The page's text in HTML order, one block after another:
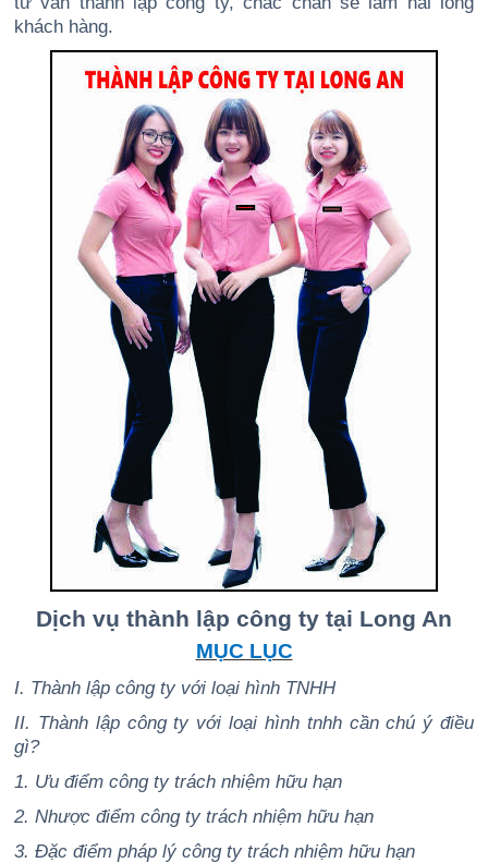
khách hàng.
Dịch vụ thành lập công ty tại Long An
MỤC LỤC
I. Thành lập công ty với loại hình TNHH
II. Thành lập công ty với loại hình tnhh cần chú ý điều
gì?
1. Ưu điểm công ty trách nhiệm hữu hạn
2. Nhược điểm công ty trách nhiệm hữu hạn
3. Đặc điểm pháp lý công ty trách nhiệm hữu hạn